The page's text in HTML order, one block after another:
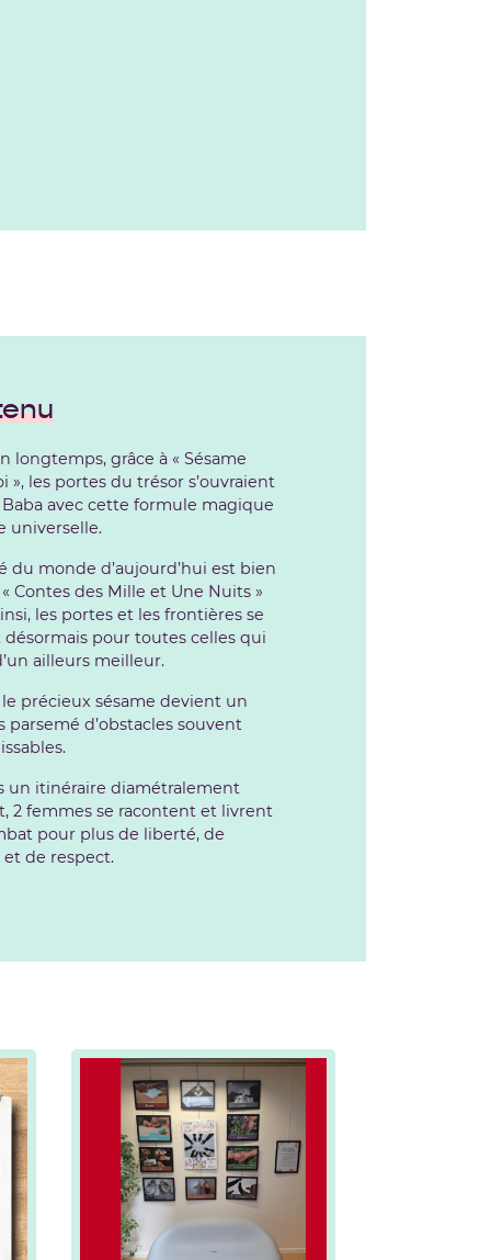
longtemps, grâce à « Sésame
», les portes du trésor s’ouvraient
avec cette formule magique
universelle.
du monde d’aujourd’hui est bien
Contes des Mille et Une Nuits »
les portes et les frontières se
pour toutes celles qui
ailleurs meilleur.
précieux sésame devient un
parsemé d’obstacles souvent
un itinéraire diamétralement
2 femmes se racontent et livrent
pour plus de liberté, de
de respect.
et
:
de